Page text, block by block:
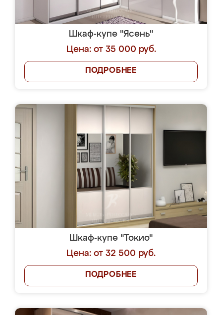
Шкаф-купе "Ясень"
Цена: от 35 000 руб.
ПОДРОБНЕЕ
Шкаф-купе "Токио"
Цена: от 32 500 руб.
ПОДРОБНЕЕ